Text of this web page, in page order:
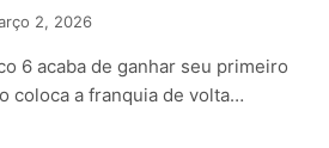
2, 2026
6 acaba de ganhar seu primeiro
coloca a franquia de volta…